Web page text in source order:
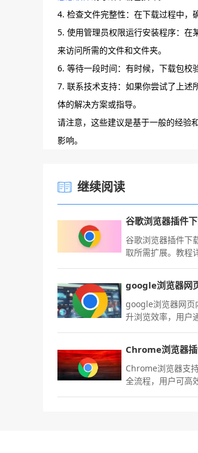
4. 检查文件完整性：在下载过程中，
5. 使用管理员权限运行安装程序：在
来访问所需的文件和文件夹。
6. 等待一段时间：有时候，下载包校
7. 联系技术支持：如果你尝试了上述
体的解决方案或指导。
请注意，这些建议是基于一般的经验
影响。
继续阅读
谷歌浏览器插件
谷歌浏览器插件下
取所需扩展。教程
google浏览器网页
升浏览效率，用户
高工作学习效率。
Chrome浏览器支
全流程，用户可高